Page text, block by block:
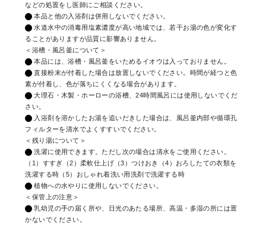
などの処置をし医師にご相談ください。
本品と他の入浴剤は併用しないでください。
水道水中の消毒用塩素濃度が高い地域では、若干お湯の色が変化す
ることがありますが品質に影響ありません。
＜浴槽・風呂釜について＞
本品には、浴槽・風呂釜をいためるイオウは入っておりません。
直接粉末が付着した場合は放置しないでください。時間が経つと色
素が付着し、色が落ちにくくなる場合があります。
大理石・木製・ホーローの浴槽、24時間風呂には使用しないでくだ
さい。
入浴剤を溶かしたお湯を追いだきした場合は、風呂釜内部や循環孔
フィルターを清水でよくすすいでください。
＜残り湯について＞
洗濯に使用できます。ただし次の場合は清水をご使用ください。
（1）すすぎ（2）柔軟仕上げ（3）つけおき（4）おろしたての衣類を
洗濯する時（5）おしゃれ着洗い用洗剤で洗濯する時
植物への水やりに使用しないでください。
＜保管上の注意＞
乳幼児の手の届く所や、日光のあたる場所、高温・多湿の所には置
かないでください。